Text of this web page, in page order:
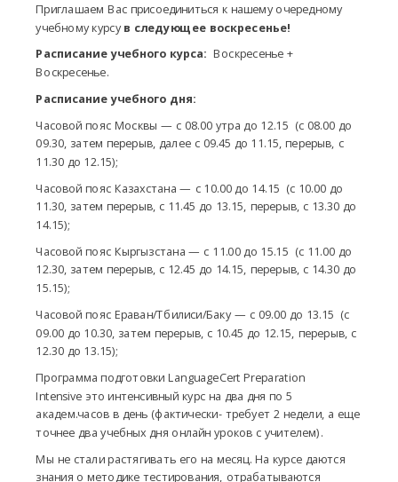
Приглашаем Вас присоединиться к нашему очередному
учебному курсув следующее воскресенье!
Расписание учебного курса: Воскресенье +
Воскресенье.
Расписание учебного дня:
Часовой пояс Москвы — с 08.00 утра до 12.15 (с 08.00 до
09.30, затем перерыв, далее с 09.45 до 11.15, перерыв, с
11.30 до 12.15);
Часовой пояс Казахстана — с 10.00 до 14.15 (с 10.00 до
11.30, затем перерыв, с 11.45 до 13.15, перерыв, с 13.30 до
14.15);
Часовой пояс Кыргызстана — с 11.00 до 15.15 (с 11.00 до
12.30, затем перерыв, с 12.45 до 14.15, перерыв, с 14.30 до
15.15);
Часовой пояс Ераван/Тбилиси/Баку — с 09.00 до 13.15 (с
09.00 до 10.30, затем перерыв, с 10.45 до 12.15, перерыв, с
12.30 до 13.15);
Программа подготовки LanguageCert Preparation
Intensive это интенсивный курс на два дня по 5
академ.часов в день (фактически- требует 2 недели, а еще
точнее два учебных дня онлайн уроков с учителем).
Мы не стали растягивать его на месяц. На курсе даются
знания о методике тестирования, отрабатываются